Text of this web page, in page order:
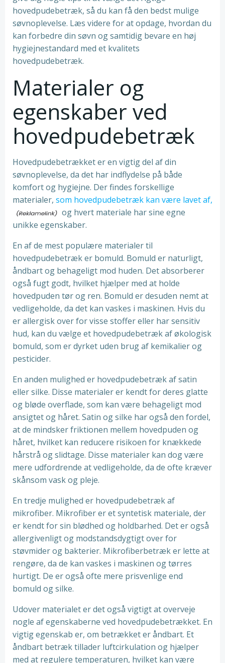
hovedpudebetræk, så du kan få den bedst mulige
søvnoplevelse. Læs videre for at opdage, hvordan du
kan forbedre din søvn og samtidig bevare en høj
hygiejnestandard med et kvalitets
hovedpudebetræk.
Materialer og
egenskaber ved
hovedpudebetræk
Hovedpudebetrækket er en vigtig del af din
søvnoplevelse, da det har indflydelse på både
komfort og hygiejne. Der findes forskellige
materialer, som hovedpudebetræk kan være lavet af,
og hvert materiale har sine egne
unikke egenskaber.
En af de mest populære materialer til
hovedpudebetræk er bomuld. Bomuld er naturligt,
åndbart og behageligt mod huden. Det absorberer
også fugt godt, hvilket hjælper med at holde
hovedpuden tør og ren. Bomuld er desuden nemt at
vedligeholde, da det kan vaskes i maskinen. Hvis du
er allergisk over for visse stoffer eller har sensitiv
hud, kan du vælge et hovedpudebetræk af økologisk
bomuld, som er dyrket uden brug af kemikalier og
pesticider.
En anden mulighed er hovedpudebetræk af satin
eller silke. Disse materialer er kendt for deres glatte
og bløde overflade, som kan være behageligt mod
ansigtet og håret. Satin og silke har også den fordel,
at de mindsker friktionen mellem hovedpuden og
håret, hvilket kan reducere risikoen for knækkede
hårstrå og slidtage. Disse materialer kan dog være
mere udfordrende at vedligeholde, da de ofte kræver
skånsom vask og pleje.
En tredje mulighed er hovedpudebetræk af
mikrofiber. Mikrofiber er et syntetisk materiale, der
er kendt for sin blødhed og holdbarhed. Det er også
allergivenligt og modstandsdygtigt over for
støvmider og bakterier. Mikrofiberbetræk er lette at
rengøre, da de kan vaskes i maskinen og tørres
hurtigt. De er også ofte mere prisvenlige end
bomuld og silke.
Udover materialet er det også vigtigt at overveje
nogle af egenskaberne ved hovedpudebetrækket. En
vigtig egenskab er, om betrækket er åndbart. Et
åndbart betræk tillader luftcirkulation og hjælper
med at regulere temperaturen, hvilket kan være